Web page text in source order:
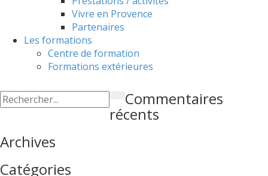
Vivre en Provence
Partenaires
Les formations
Centre de formation
Formations extérieures
Commentaires
récents
Archives
Catégories